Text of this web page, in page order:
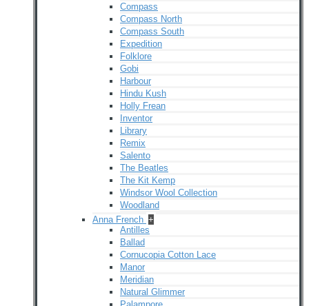
Compass
Compass North
Compass South
Expedition
Folklore
Gobi
Harbour
Hindu Kush
Holly Frean
Inventor
Library
Remix
Salento
The Beatles
The Kit Kemp
Windsor Wool Collection
Woodland
Anna French +
Antilles
Ballad
Cornucopia Cotton Lace
Manor
Meridian
Natural Glimmer